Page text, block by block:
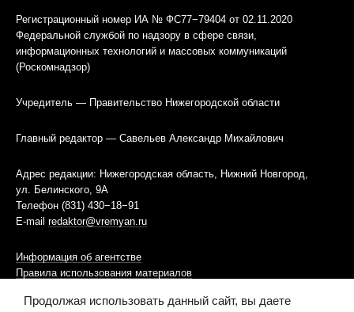
Регистрационный номер ИА № ФС77−79404 от 02.11.2020
Федеральной службой по надзору в сфере связи,
информационных технологий и массовых коммуникаций
(Роскомнадзор)
Учредитель — Правительство Нижегородской области
Главный редактор — Савельев Александр Михайлович
Адрес редакции: Нижегородская область, Нижний Новгород,
ул. Белинского, 9А
Телефон (831) 430−18−91
E-mail redaktor@vremyan.ru
Информация об агентстве
Правила использования материалов
Информационная политика использования «cookies»-файлов
Продолжая использовать данный сайт, вы даете